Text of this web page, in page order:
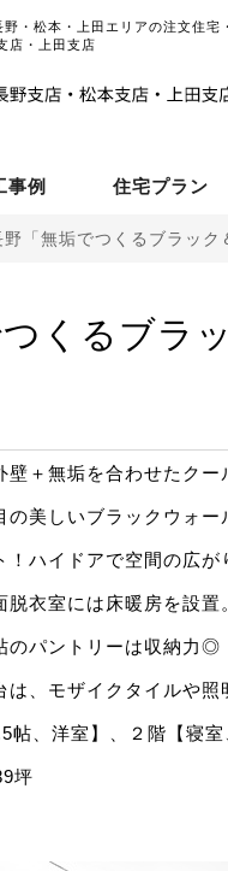
・松本・上田エリアの注文住宅
店・上田支店
事例 住宅プラン
野「無垢でつくるブラック
くるブラ
＋無垢を合わせたクー
美しいブラックウォー
ハイドアで空間の広が
衣室には床暖房を設置
のパントリーは収納力◎
、モザイクタイルや照
帖、洋室】、２階【寝室
坪